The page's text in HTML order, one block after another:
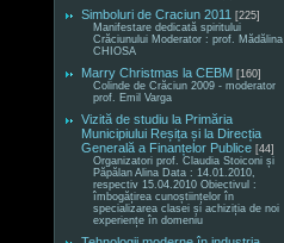
Simboluri de Craciun 2011 [225]
Manifestare dedicată spiritului
Crăciunului Moderator : prof. Mădălina
CHIOSA
Marry Christmas la CEBM [160]
Colinde de Crăciun 2009 - moderator
prof. Emil Varga
Vizită de studiu la Primăria
Municipiului Reșița și la Direcția
Generală a Finanțelor Publice [44]
Organizatori prof. Claudia Stoiconi și
Păpălan Alina Data : 14.01.2010,
respectiv 15.04.2010 Obiectivul :
îmbogățirea cunoștiințelor în
specializarea clasei și achiziția de noi
experiențe în domeniu